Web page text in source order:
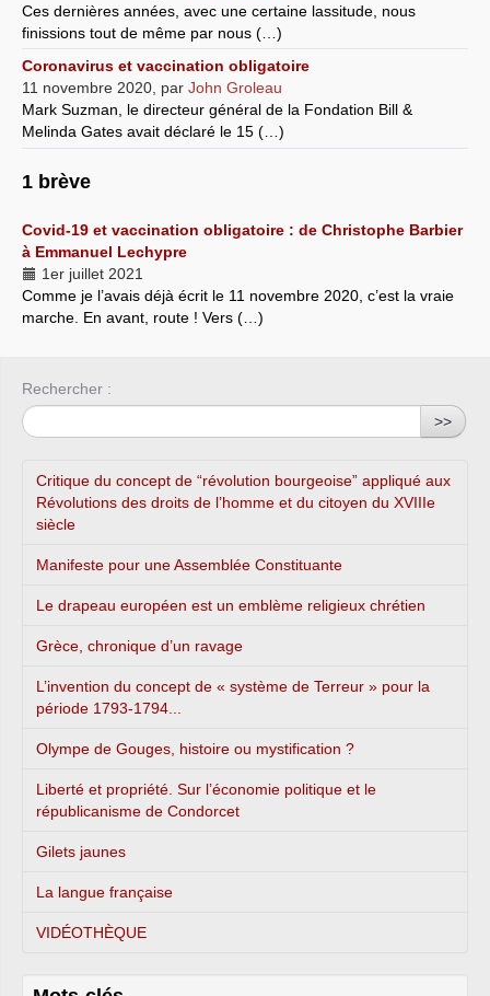
Ces dernières années, avec une certaine lassitude, nous
finissions tout de même par nous (…)
Coronavirus et vaccination obligatoire
11 novembre 2020 par John Groleau
Mark Suzman, le directeur général de la Fondation Bill &
Melinda Gates avait déclaré le 15 (…)
1 brève
Covid-19 et vaccination obligatoire : de Christophe Barbier
à Emmanuel Lechypre
1er juillet 2021
Comme je l’avais déjà écrit le 11 novembre 2020, c’est la vraie
marche. En avant, route ! Vers (…)
Rechercher :
>>
Critique du concept de “révolution bourgeoise” appliqué aux
Révolutions des droits de l’homme et du citoyen du XVIIIe
siècle
Manifeste pour une Assemblée Constituante
Le drapeau européen est un emblème religieux chrétien
Grèce, chronique d’un ravage
L’invention du concept de « système de Terreur » pour la
période 1793-1794...
Olympe de Gouges, histoire ou mystification ?
Liberté et propriété. Sur l’économie politique et le
républicanisme de Condorcet
Gilets jaunes
La langue française
VIDÉOTHÈQUE